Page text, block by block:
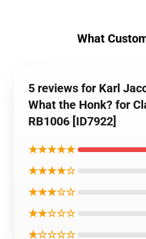
What
5 reviews for Karl
What the Honk? for
RB1006 [ID7922]
★★★★★
★★★★☆
★★★☆☆
★★☆☆☆
★☆☆☆☆